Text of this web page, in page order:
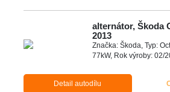
alternátor, Škoda
2013
Značka: Škoda, Typ:
77kW, Rok výroby: 02/
Detail autodílu